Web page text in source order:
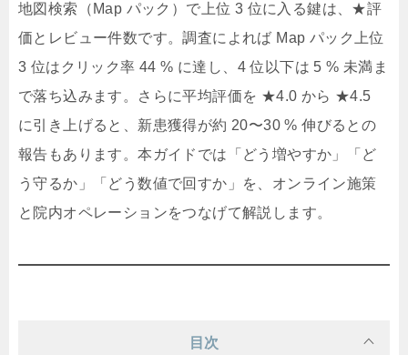
地図検索（Map パック）で上位 3 位に入る鍵は、★評
価とレビュー件数です。調査によれば Map パック上位
3 位はクリック率 44 % に達し、4 位以下は 5 % 未満ま
で落ち込みます。さらに平均評価を ★4.0 から ★4.5
に引き上げると、新患獲得が約 20〜30 % 伸びるとの
報告もあります。本ガイドでは「どう増やすか」「ど
う守るか」「どう数値で回すか」を、オンライン施策
と院内オペレーションをつなげて解説します。
目次